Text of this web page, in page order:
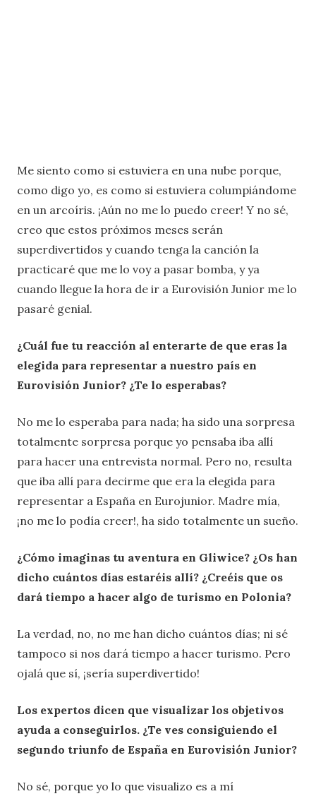
Me siento como si estuviera en una nube porque,
como digo yo, es como si estuviera columpiándome
en un arcoíris. ¡Aún no me lo puedo creer! Y no sé,
creo que estos próximos meses serán
superdivertidos y cuando tenga la canción la
practicaré que me lo voy a pasar bomba, y ya
cuando llegue la hora de ir a Eurovisión Junior me lo
pasaré genial.
¿Cuál fue tu reacción al enterarte de que eras la
elegida para representar a nuestro país en
Eurovisión Junior? ¿Te lo esperabas?
No me lo esperaba para nada; ha sido una sorpresa
totalmente sorpresa porque yo pensaba iba allí
para hacer una entrevista normal. Pero no, resulta
que iba allí para decirme que era la elegida para
representar a España en Eurojunior. Madre mía,
¡no me lo podía creer!, ha sido totalmente un sueño.
¿Cómo imaginas tu aventura en Gliwice? ¿Os han
dicho cuántos días estaréis allí? ¿Creéis que os
dará tiempo a hacer algo de turismo en Polonia?
La verdad, no, no me han dicho cuántos días; ni sé
tampoco si nos dará tiempo a hacer turismo. Pero
ojalá que sí, ¡sería superdivertido!
Los expertos dicen que visualizar los objetivos
ayuda a conseguirlos. ¿Te ves consiguiendo el
segundo triunfo de España en Eurovisión Junior?
No sé, porque yo lo que visualizo es a mí